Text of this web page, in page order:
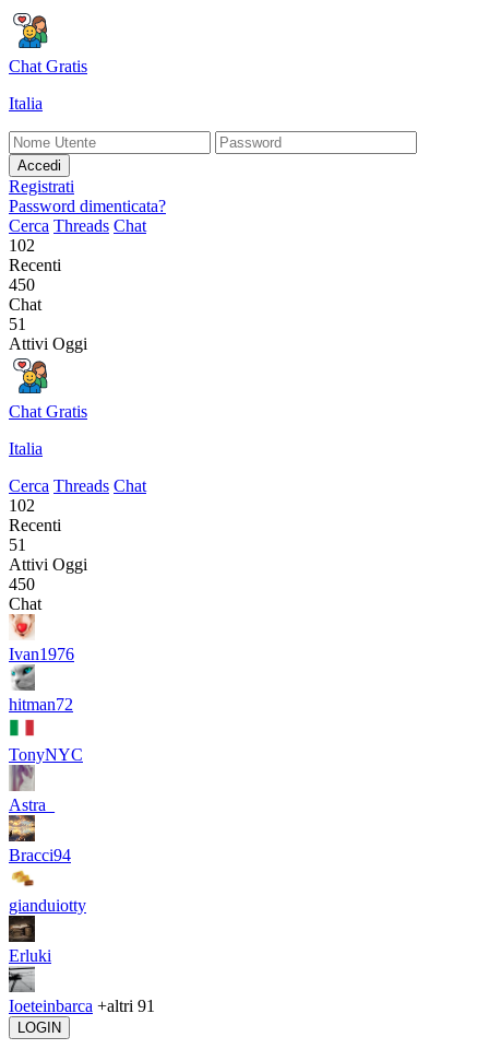
Chat Gratis
Italia
Accedi
Registrati
Password dimenticata?
Cerca Threads Chat
102
Recenti
450
Chat
51
Attivi Oggi
Chat Gratis
Italia
Cerca Threads Chat
102
Recenti
51
Attivi Oggi
450
Chat
Ivan1976
hitman72
TonyNYC
Astra_
Bracci94
gianduiotty
Erluki
Ioeteinbarca +altri 91
LOGIN